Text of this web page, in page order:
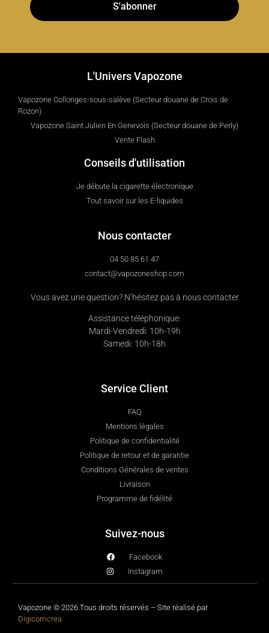
S'abonner
L'Univers Vapozone
Vapozone Collonges-sous-salève (Secteur douane de Crois de
Rozon)
Vapozone Saint Julien En Genevois (Secteur douane de Perly)
Vente Flash
Conseils d'utilisation
Je débute la cigarette électronique
Tout savoir sur les E-liquides
Nous contacter
04 50 85 61 47
contact@vapozoneshop.com
Vous avez une question? N’hésitez pas à nous contacter
Assistance téléphonique:
Mardi-Vendredi: 10h-19h
Samedi: 10h-18h
Service Client
FAQ
Mentions légales
Politique de confidentialité
Politique de retour et de garantie
Conditions Générales de ventes
Livraison
Programme de fidélité
Suivez-nous
Facebook
Instagram
Vapozone © 2026 Tous droits réservés – Site réalisé par
Digicomcrea